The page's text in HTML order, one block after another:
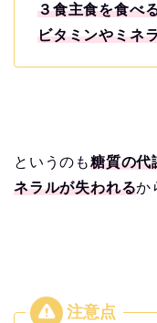
３食主食を食べ
ビタミンやミネ
というのも糖質の代
ネラルが失われるか